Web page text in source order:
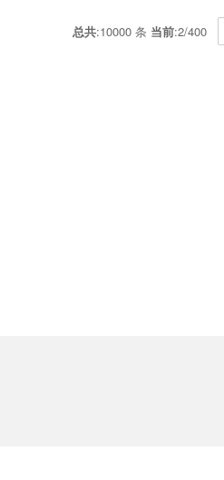
总共:10000 条 当前:2/400